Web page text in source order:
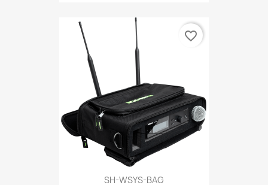
SH-WSYS-BAG
favorite_border